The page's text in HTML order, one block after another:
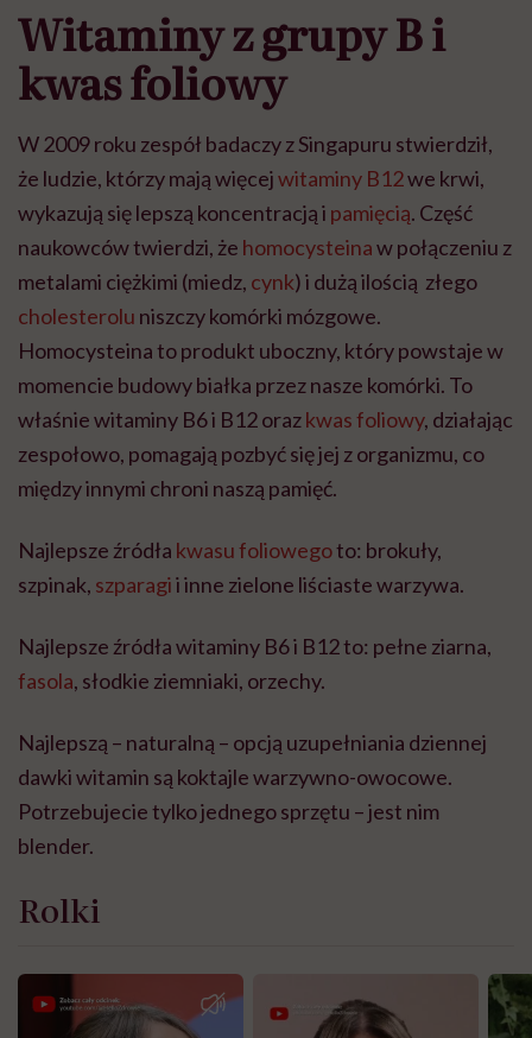
Witaminy z grupy B i
kwas foliowy
W 2009 roku zespół badaczy z Singapuru stwierdził,
że ludzie, którzy mają więcejwitaminy B12we krwi,
wykazują się lepszą koncentracją i pamięcią. Część
naukowców twierdzi, że homocysteinaw połączeniu z
metalami ciężkimi (miedz, cynk) i dużą ilością złego
cholesterolu niszczy komórki mózgowe.
Homocysteina to produkt uboczny, który powstaje w
momencie budowy białka przez nasze komórki. To
właśnie witaminy B6 i B12 orazkwas foliowy, działając
zespołowo, pomagają pozbyć się jej z organizmu, co
między innymi chroni naszą pamięć.
Najlepsze źródła kwasu foliowegoto: brokuły,
szpinak, szparagii inne zielone liściaste warzywa.
Najlepsze źródła witaminy B6 i B12 to: pełne ziarna,
fasola, słodkie ziemniaki, orzechy.
Najlepszą – naturalną – opcją uzupełniania dziennej
dawki witamin są koktajle warzywno-owocowe.
Potrzebujecie tylko jednego sprzętu – jest nim
blender.
Rolki